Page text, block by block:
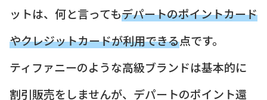
ットは、何と言ってもデパートのポイントカード
やクレジットカードが利用できる点です。
ティファニーのような高級ブランドは基本的に
割引販売をしませんが、デパートのポイント還